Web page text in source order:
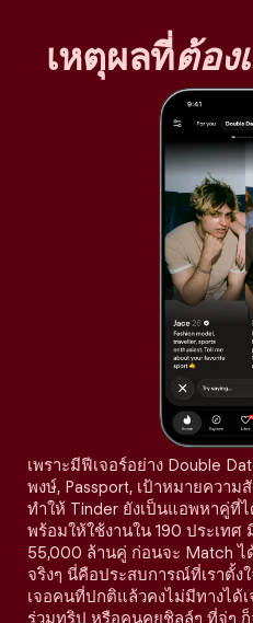
เหตุผลที่ต้อง
เพราะมีฟีเจอร์อย่าง Double
พงษ์, Passport, เป้าหมายควา
ทำให้ Tinder ยังเป็นแอพหาคู่ที่
พร้อมให้ใช้งานใน 190 ประเท
55,000 ล้านคู่ ก่อนจะ Match
จริงๆ นี่คือประสบการณ์ที่เราตั้ง
เจอคนที่ปกติแล้วคงไม่มีทางได้
ร่วมทริป หรือคนคุยชิลล์ๆ ที่จู่ๆ